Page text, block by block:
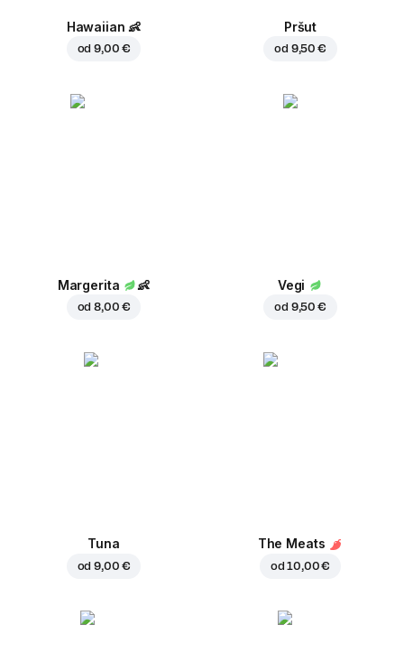
Hawaiian 👶
od9,00 €
Pršut
od 9,50 €
Margerita 👶
od8,00 €
Vegi
od 9,50 €
Tuna
od9,00 €
The Meats
od10,00 €